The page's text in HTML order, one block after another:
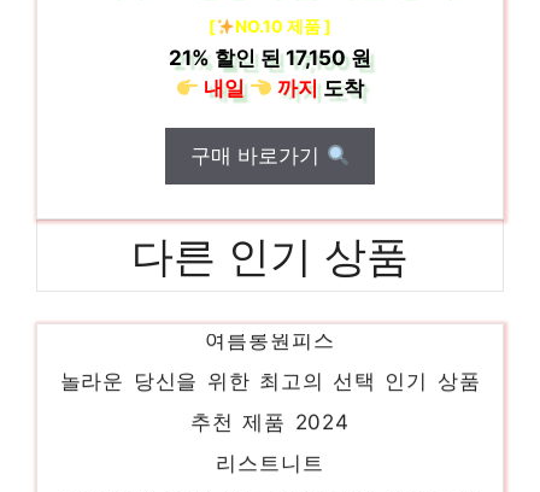
[ NO.10 제품 ]
21%할인 된17,150 원
내일
까지도착
구매 바로가기
다른 인기 상품
여름롱원피스